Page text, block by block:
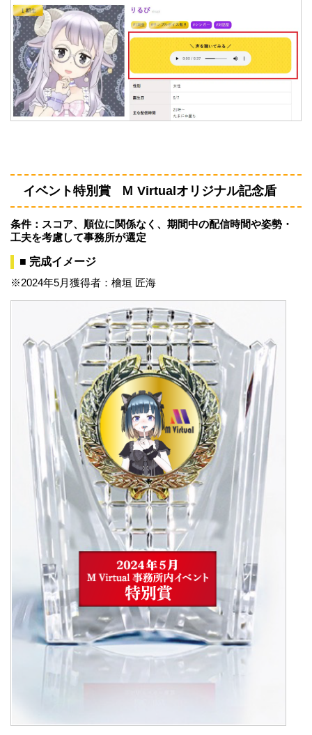
イベント特別賞 Ｍ Virtualオリジナル記念盾
条件：スコア、順位に関係なく、期間中の配信時間や姿勢・
工夫を考慮して事務所が選定
■ 完成イメージ
※2024年5月獲得者：檜垣 匠海